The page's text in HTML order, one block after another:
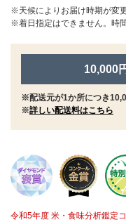
※天候によりお届け時期が変
※着日指定はできません。時
10,000
※配送元が1か所につき
※詳しい配送料はこちら
令和5年度 米・食味分析鑑定